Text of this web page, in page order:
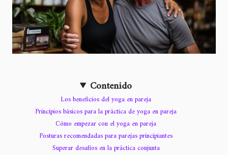
Contenido
Los beneficios del yoga en pareja
Principios básicos para la práctica de yoga en pareja
Cómo empezar con el yoga en pareja
Posturas recomendadas para parejas principiantes
Superar desafíos en la práctica conjunta